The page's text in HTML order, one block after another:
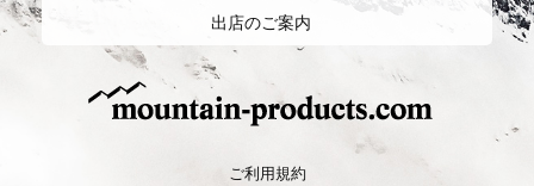
出店のご案内
ご利用規約